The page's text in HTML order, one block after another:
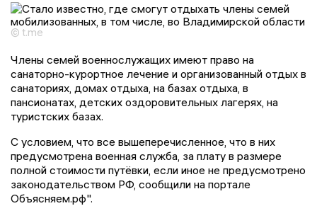
© t.me
Члены семей военнослужащих имеют право на
санаторно-курортное лечение и организованный отдых в
санаториях, домах отдыха, на базах отдыха, в
пансионатах, детских оздоровительных лагерях, на
туристских базах.
С условием, что все вышеперечисленное, что в них
предусмотрена военная служба, за плату в размере
полной стоимости путёвки, если иное не предусмотрено
законодательством РФ, сообщили на портале
Объясняем.рф".